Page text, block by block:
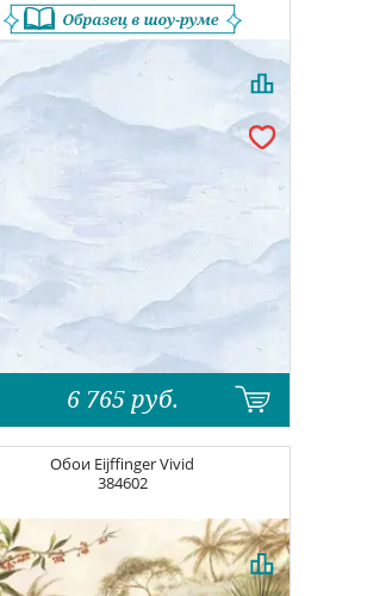
6 765 руб.
Обои Eijffinger Vivid
384602